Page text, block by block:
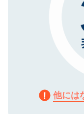
他には